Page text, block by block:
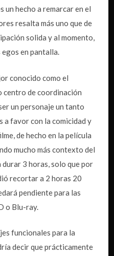
un hecho a remarcar en el
resalta más uno que de
solida y al momento,
en pantalla.
conocido como el
centro de coordinación
un personaje un tanto
a favor con la comicidad y
de hecho en la película
mucho más contexto del
3 horas, solo que por
recortar a 2 horas 20
pendiente para las
o Blu-ray.
funcionales para la
decir que prácticamente